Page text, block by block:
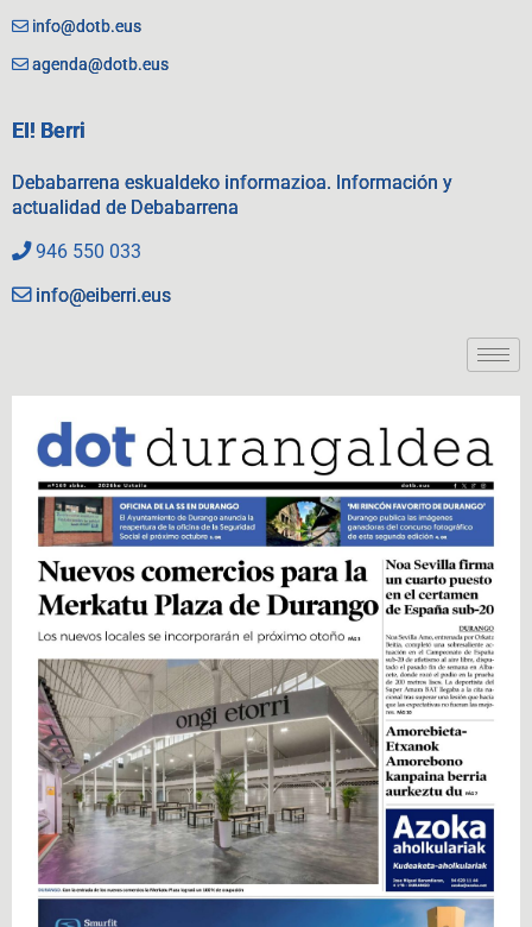
info@dotb.eus
agenda@dotb.eus
EI! Berri
Debabarrena eskualdeko informazioa. Información y
actualidad de Debabarrena
946 550 033
info@eiberri.eus